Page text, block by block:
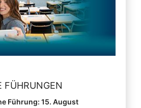
FÜHRUNGEN
Führung: 15. August